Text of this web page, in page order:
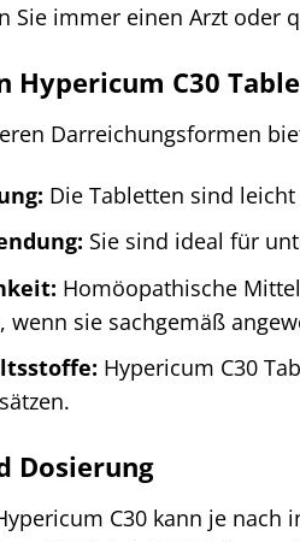
Sie immer einen Arzt oder
Hypericum C30
Darreichungsformen
Die Tabletten sind
Sie sind ideal für
Homöopathische
wenn sie sachgemäß
Hypericum C30
Dosierung
C30 kann je